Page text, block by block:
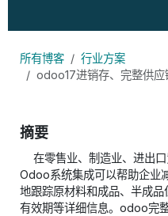
所有博客
行业方案
odoo17进销存、完整供应
摘要​
在零售业、制造业、进出
Odoo系统集成可以帮助企业
地跟踪原材料和成品、半成品
有效期等详细信息。odoo完